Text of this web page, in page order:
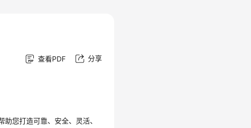
查看PDF 分享
您打造可靠、安全、灵活、